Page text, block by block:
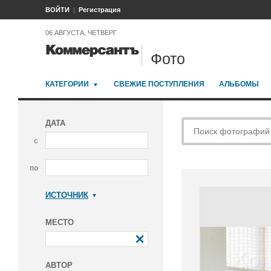
ВОЙТИ Регистрация
06 АВГУСТА, ЧЕТВЕРГ
Фото
КАТЕГОРИИ СВЕЖИЕ ПОСТУПЛЕНИЯ АЛЬБОМЫ
ДАТА
с
по
ИСТОЧНИК
МЕСТО
АВТОР